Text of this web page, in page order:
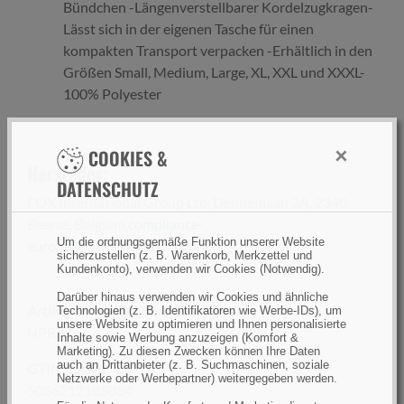
COOKIES &
DATENSCHUTZ
×
Um die ordnungsgemäße Funktion unserer Website
sicherzustellen (z. B. Warenkorb, Merkzettel und
Kundenkonto), verwenden wir Cookies (Notwendig).
Darüber hinaus verwenden wir Cookies und ähnliche
Technologien (z. B. Identifikatoren wie Werbe-IDs), um
unsere Website zu optimieren und Ihnen personalisierte
Inhalte sowie Werbung anzuzeigen (Komfort &
Marketing). Zu diesen Zwecken können Ihre Daten
auch an Drittanbieter (z. B. Suchmaschinen, soziale
Netzwerke oder Werbepartner) weitergegeben werden.
Bündchen -Längenverstellbarer Kordelzugkragen-
Lässt sich in der eigenen Tasche für einen
kompakten Transport verpacken -Erhältlich in den
Größen Small, Medium, Large, XL, XXL und XXXL-
100% Polyester
Hersteller:
FOX International Group Ltd, Dennenlaan 3A, 2340
europe@ratheroutdoors.com
Artikelnummer(n) des Herstellers
NPR576
GTIN (EAN):